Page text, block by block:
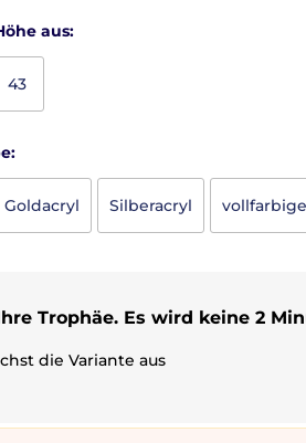
aus:
43
Goldacryl Silberacryl
Trophäe. Es wird keine 2
die Variante aus